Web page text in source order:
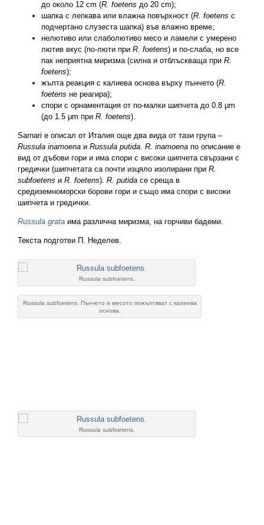
до около 12 cm (R. foetens до 20 cm);
шапка с лепкава или влажна повърхност (R. foetens с
подчертано слузеста шапка) във влажно време;
нелютиво или слаболютиво месо и ламели с умерено
лютив вкус (по-люти при R. foetens) и по-слаба, но все
пак неприятна миризма (силна и отблъскваща при R.
foetens);
жълта реакция с калиева основа върху пънчето (R.
foetens не реагира);
спори с орнаментация от по-малки шипчета до 0.8 μm
(до 1.5 μm при R. foetens).
Sarnari е описал от Италия още два вида от тази група –
Russula inamoena и Russula putida. R. inamoena по описание е
вид от дъбови гори и има спори с високи шипчета свързани с
гредички (шипчетата са почти изцяло изолирани при R.
subfoetens и R. foetens). R. putida се среща в
средиземноморски борови гори и също има спори с високи
шипчета и гредички.
Russula grata има различна миризма, на горчиви бадеми.
Текста подготви П. Неделев.
Russula subfoetens.
Russula subfoetens. Пънчето и месото пожълтяват с калиева
основа.
Russula subfoetens.